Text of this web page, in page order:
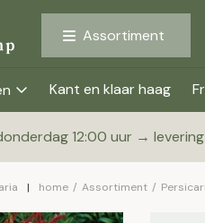
Assortiment
Kant en klaar haag
12:00 uur →
home / Assortiment /